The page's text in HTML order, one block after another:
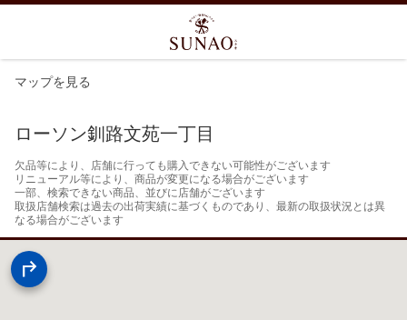
マップを見る
ローソン釧路文苑一丁目
欠品等により、店舗に行っても購入できない可能性がございます
リニューアル等により、商品が変更になる場合がございます
一部、検索できない商品、並びに店舗がございます
取扱店舗検索は過去の出荷実績に基づくものであり、最新の取扱状況とは異
なる場合がございます